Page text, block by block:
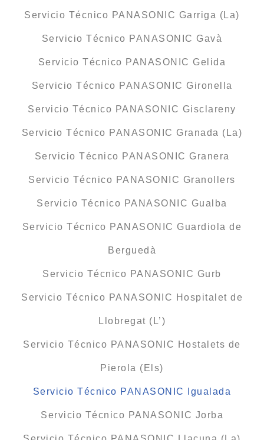
Servicio Técnico PANASONIC Garriga (La)
Servicio Técnico PANASONIC Gavà
Servicio Técnico PANASONIC Gelida
Servicio Técnico PANASONIC Gironella
Servicio Técnico PANASONIC Gisclareny
Servicio Técnico PANASONIC Granada (La)
Servicio Técnico PANASONIC Granera
Servicio Técnico PANASONIC Granollers
Servicio Técnico PANASONIC Gualba
Servicio Técnico PANASONIC Guardiola de
Berguedà
Servicio Técnico PANASONIC Gurb
Servicio Técnico PANASONIC Hospitalet de
Llobregat (L’)
Servicio Técnico PANASONIC Hostalets de
Pierola (Els)
Servicio Técnico PANASONIC Igualada
Servicio Técnico PANASONIC Jorba